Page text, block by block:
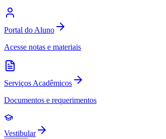
Portal do Aluno
Acesse notas e materiais
Serviços Acadêmicos
Documentos e requerimentos
Vestibular